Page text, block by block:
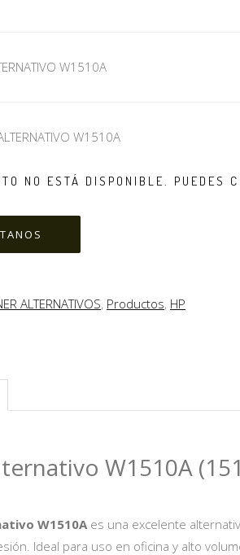
W1510A
W1510A
NO ESTÁ DISPONIBLE. PUEDES
ALTERNATIVOS, Productos, HP
W1510A
W1510A es una excelente
Ideal para uso en oficina y alto